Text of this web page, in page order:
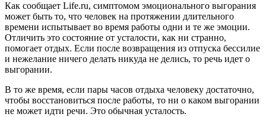
Как сообщает Life.ru, симптомом эмоционального выгорания
может быть то, что человек на протяжении длительного
времени испытывает во время работы одни и те же эмоции.
Отличить это состояние от усталости, как ни странно,
помогает отдых. Если после возвращения из отпуска бессилие
и нежелание ничего делать никуда не делись, то речь идет о
выгорании.
В то же время, если пары часов отдыха человеку достаточно,
чтобы восстановиться после работы, то ни о каком выгорании
не может идти речи. Это обычная усталость.